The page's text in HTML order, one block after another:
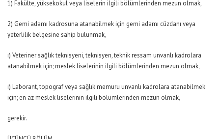
1) Fakülte, yüksekokul veya liselerin ilgili bölümlerinden mezun olmak,
2) Gemi adamı kadrosuna atanabilmek için gemi adamı cüzdanı veya
yeterlilik belgesine sahip bulunmak,
ı) Veteriner sağlık teknisyeni, teknisyen, teknik ressam unvanlı kadrolara
atanabilmek için; meslek liselerinin ilgili bölümlerinden mezun olmak,
i) Laborant, topograf veya sağlık memuru unvanlı kadrolara atanabilmek
için; en az meslek liselerinin ilgili bölümlerinden mezun olmak,
gerekir.